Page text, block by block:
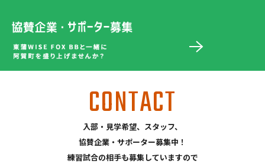
CONTACT
入部・見学希望、スタッフ、
協賛企業・サポーター募集中！
練習試合の相手も募集していますので